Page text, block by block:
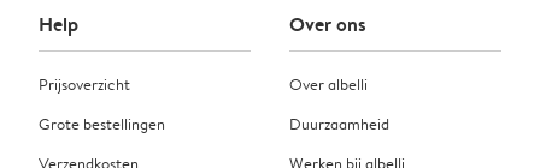
Help
Prijsoverzicht
Grote bestellingen
Verzendkosten
Over ons
Over albelli
Duurzaamheid
Werken bij albelli